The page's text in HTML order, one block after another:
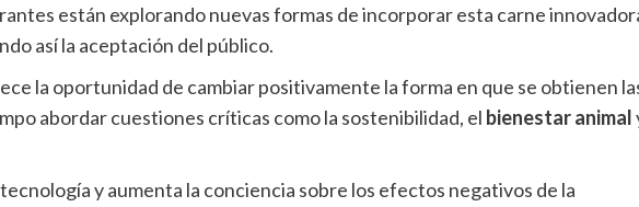
están explorando nuevas formas de incorporar esta carne
así la aceptación del público.
la oportunidad de cambiar positivamente la forma en que se obtienen
abordar cuestiones críticas como la sostenibilidad, el bienestar animal
y aumenta la conciencia sobre los efectos negativos de la